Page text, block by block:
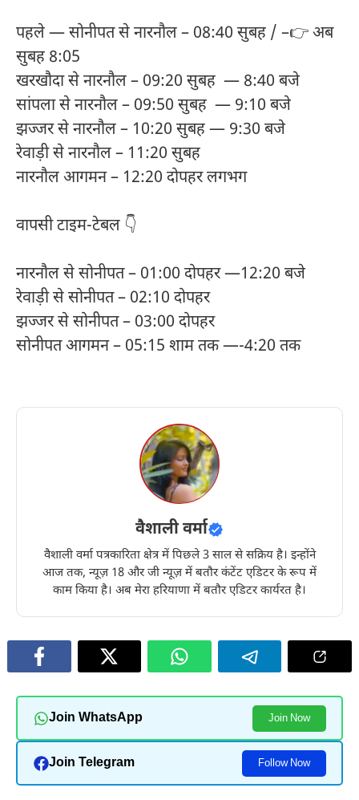
पहले — सोनीपत से नारनौल – 08:40 सुबह / –👉 अब
सुबह 8:05
खरखौदा से नारनौल – 09:20 सुबह — 8:40 बजे
सांपला से नारनौल – 09:50 सुबह — 9:10 बजे
झज्जर से नारनौल – 10:20 सुबह — 9:30 बजे
रेवाड़ी से नारनौल – 11:20 सुबह
नारनौल आगमन – 12:20 दोपहर लगभग
वापसी टाइम-टेबल 👇
नारनौल से सोनीपत – 01:00 दोपहर —12:20 बजे
रेवाड़ी से सोनीपत – 02:10 दोपहर
झज्जर से सोनीपत – 03:00 दोपहर
सोनीपत आगमन – 05:15 शाम तक —-4:20 तक
वैशाली वर्मा
वैशाली वर्मा पत्रकारिता क्षेत्र में पिछले 3 साल से सक्रिय है। इन्होंने
आज तक, न्यूज़ 18 और जी न्यूज़ में बतौर कंटेंट एडिटर के रूप में
काम किया है। अब मेरा हरियाणा में बतौर एडिटर कार्यरत है।
Join WhatsApp Join Now
Join Telegram Follow Now